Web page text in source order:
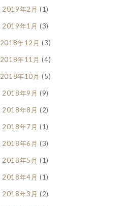
2019年2月 (1)
2019年1月 (3)
2018年12月 (3)
2018年11月 (4)
2018年10月 (5)
2018年9月 (9)
2018年8月 (2)
2018年7月 (1)
2018年6月 (3)
2018年5月 (1)
2018年4月 (1)
2018年3月 (2)